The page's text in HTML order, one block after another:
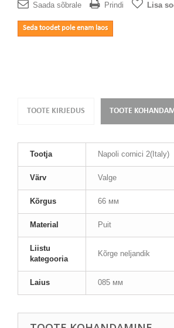
Saada sõbrale Prindi Lisa
Seda toodet pole enam laos
TOOTE KIRJEDUS TOOTE
Tootja Napoli cornici 2(Italy)
Värv Valge
Kõrgus 66 мм
Material Puit
Liistu
kategooria
Kõrge neljandik
Laius 085 мм